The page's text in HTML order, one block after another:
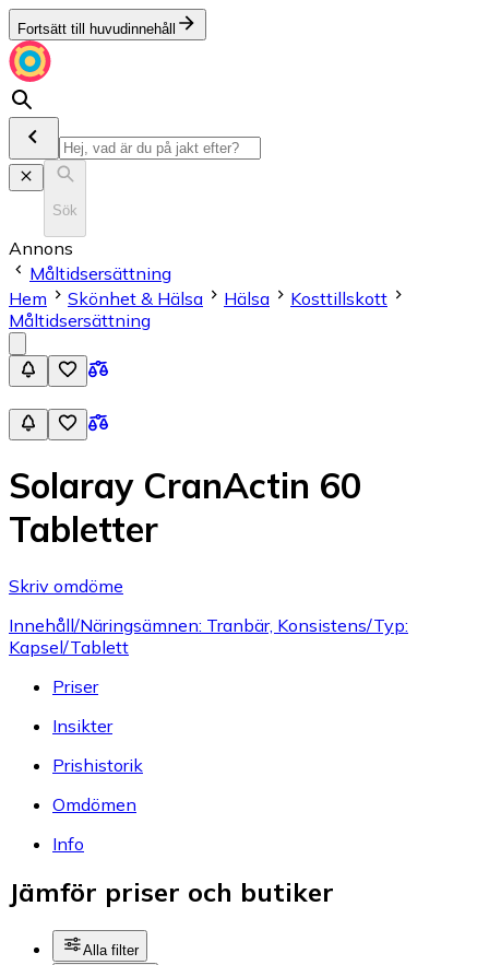
Fortsätt till huvudinnehåll
Sök
Annons
Måltidsersättning
Hem
Skönhet & Hälsa Hälsa
Kosttillskott
Måltidsersättning
Solaray CranActin 60
Tabletter
Skriv omdöme
Innehåll/Näringsämnen: Tranbär, Konsistens/Typ:
Kapsel/Tablett
Priser
Insikter
Prishistorik
Omdömen
Info
Jämför priser och butiker
Alla filter